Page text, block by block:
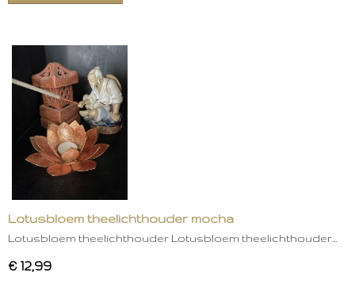
Lotusbloem theelichthouder mocha
Lotusbloem theelichthouder Lotusbloem theelichthouder…
€ 12,99